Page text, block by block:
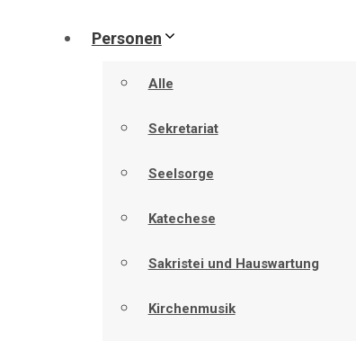
Personen
Alle
Sekretariat
Seelsorge
Katechese
Sakristei und Hauswartung
Kirchenmusik